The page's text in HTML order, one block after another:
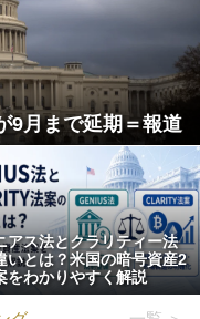
9月まで延期＝報道
アス法とクラリティー法
いとは？米国の暗号資産2
をわかりやすく解説